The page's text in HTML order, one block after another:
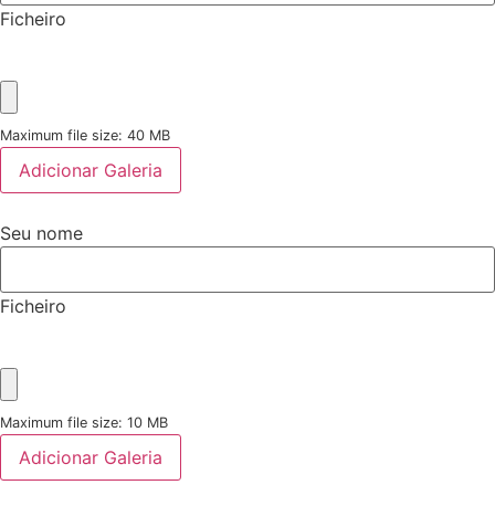
Ficheiro
Maximum file size: 40 MB
Adicionar Galeria
Seu nome
Ficheiro
Maximum file size: 10 MB
Adicionar Galeria